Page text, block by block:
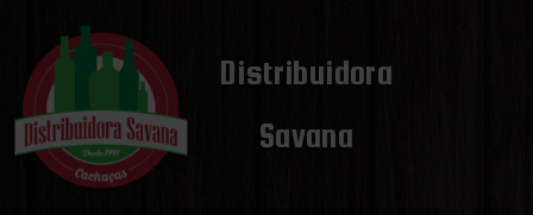
Distribuidora
Savana